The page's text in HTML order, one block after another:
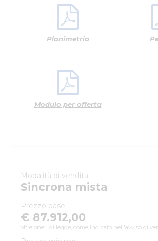
Planimetria
Modulo per offerta
Modalità di vendita
Sincrona mista
Prezzo base
€ 87.912,00
oltre oneri di legge, come indicato nell'avviso di